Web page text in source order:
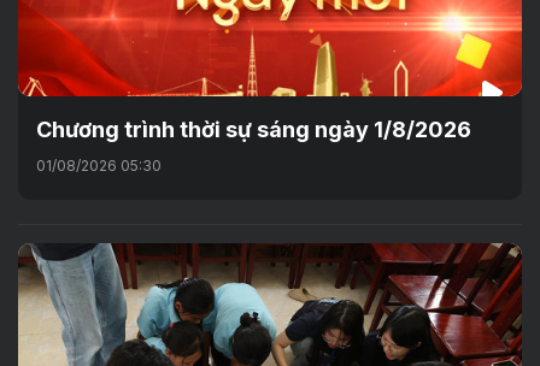
Chương trình thời sự sáng ngày 1/8/2026
01/08/2026 05:30